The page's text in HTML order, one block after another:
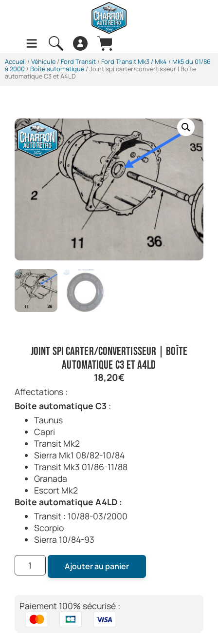
Accueil / Véhicule / Ford Transit / Ford Transit Mk3 / Mk4 / Mk5 du 01/86
à 2000 / Boîte automatique / Joint spi carter/convertisseur | Boîte
automatique C3 et A4LD
Joint spi carter/convertisseur | Boîte
automatique C3 et A4LD
18,20€
Affectations :
Boite automatique C3 :
Taunus
Capri
Transit Mk2
Sierra Mk1 08/82-10/84
Transit Mk3 01/86-11/88
Granada
Escort Mk2
Boite automatique A4LD :
Transit : 10/88-03/2000
Scorpio
Sierra 10/84-93
Ajouter au panier
Paiement 100% sécurisé :